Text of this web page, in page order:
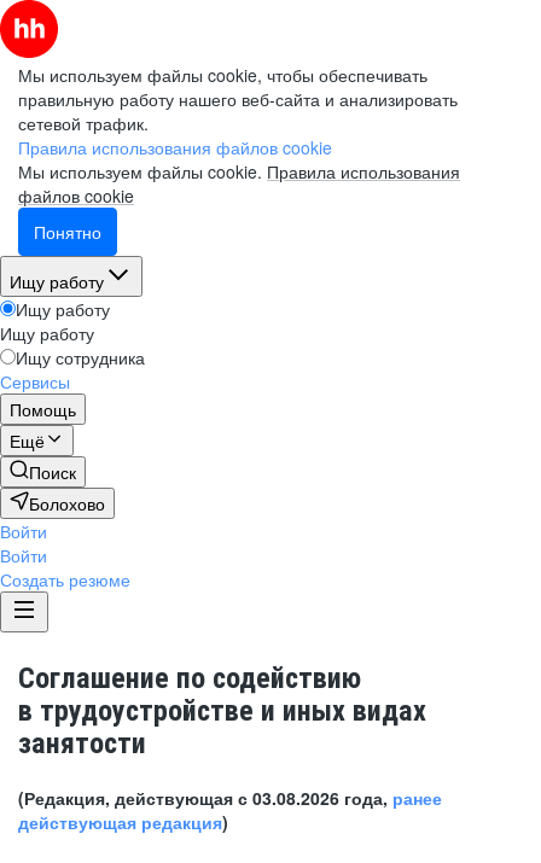
Мы используем файлы cookie, чтобы обеспечивать
правильную работу нашего веб-сайта и анализировать
сетевой трафик.
Правила использования файлов cookie
Мы используем файлы cookie. Правила использования
файлов cookie
Понятно
Ищу работу
Ищу работу
Ищу работу
Ищу сотрудника
Сервисы
Помощь
Ещё
Поиск
Болохово
Войти
Войти
Создать резюме
Соглашение по содействию
в трудоустройстве и иных видах
занятости
(Редакция, действующая с 03.08.2026 года, ранее
действующая редакция)